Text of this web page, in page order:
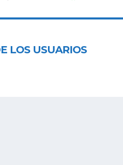
LOS USUARIOS